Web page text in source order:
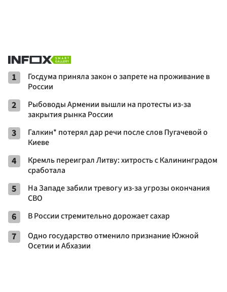
1
Госдума приняла закон о запрете на проживание в
России
2
Рыбоводы Армении вышли на протесты из-за
закрытия рынка России
3
Галкин* потерял дар речи после слов Пугачевой о
Киеве
4
Кремль переиграл Литву: хитрость с Калининградом
сработала
5
На Западе забили тревогу из-за угрозы окончания
СВО
6 В России стремительно дорожает сахар
7
Одно государство отменило признание Южной
Осетии и Абхазии